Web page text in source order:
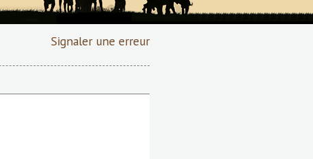
Signaler une erreur